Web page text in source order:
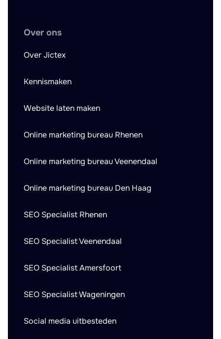
Over ons
Over Jictex
Kennismaken
Website laten maken
Online marketing bureau Rhenen
Online marketing bureau Veenendaal
Online marketing bureau Den Haag
SEO Specialist Rhenen
SEO Specialist Veenendaal
SEO Specialist Amersfoort
SEO Specialist Wageningen
Social media uitbesteden